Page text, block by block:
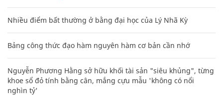
Nhiều điểm bất thường ở bằng đại học của Lý Nhã Kỳ
Bảng công thức đạo hàm nguyên hàm cơ bản cần nhớ
Nguyễn Phương Hằng sở hữu khối tài sản "siêu khủng", từng
khoe sổ đỏ tính bằng cân, mắng cựu mẫu 'không có nổi
nghìn tỷ'